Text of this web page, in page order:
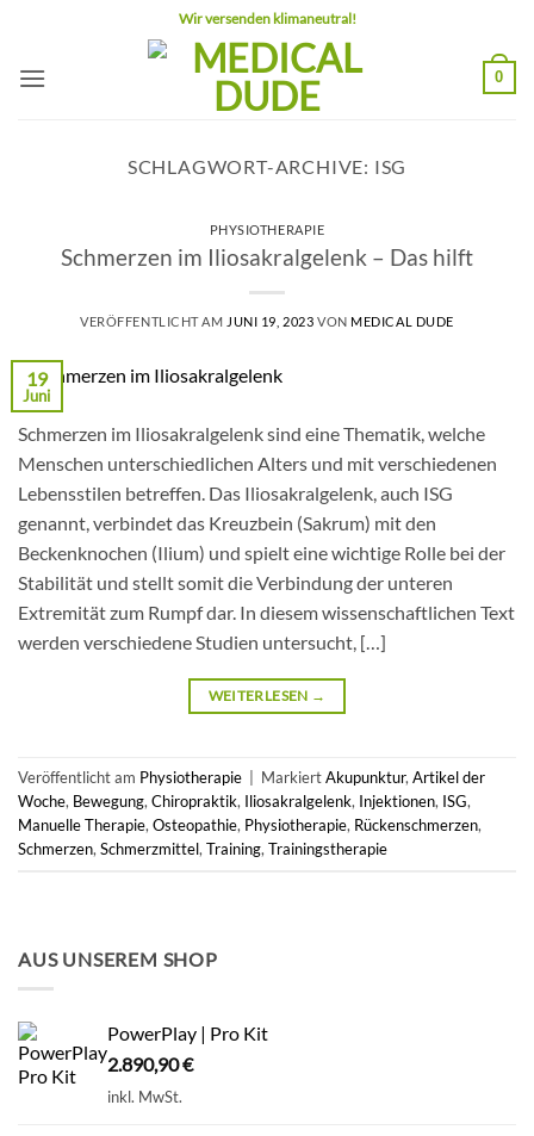
springen
Wir versenden klimaneutral!
0
SCHLAGWORT-ARCHIVE: ISG
PHYSIOTHERAPIE
Schmerzen im Iliosakralgelenk – Das hilft
VERÖFFENTLICHT AM JUNI 19, 2023 VON MEDICAL DUDE
19
Juni
Schmerzen im Iliosakralgelenk sind eine Thematik, welche
Menschen unterschiedlichen Alters und mit verschiedenen
Lebensstilen betreffen. Das Iliosakralgelenk, auch ISG
genannt, verbindet das Kreuzbein (Sakrum) mit den
Beckenknochen (Ilium) und spielt eine wichtige Rolle bei der
Stabilität und stellt somit die Verbindung der unteren
Extremität zum Rumpf dar. In diesem wissenschaftlichen Text
werden verschiedene Studien untersucht, […]
WEITERLESEN →
Veröffentlicht am Physiotherapie MarkiertAkupunktur,Artikel der
Woche, Bewegung,Chiropraktik, Iliosakralgelenk, Injektionen, ISG,
Manuelle Therapie,Osteopathie, Physiotherapie, Rückenschmerzen,
Schmerzen,Schmerzmittel,Training,Trainingstherapie
AUS UNSEREM SHOP
PowerPlay | Pro Kit
2.890,90€
inkl. MwSt.